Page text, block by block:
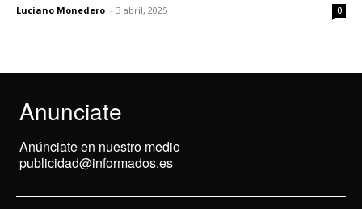
Luciano Monedero - 3 abril, 2025 0
Anunciate
Anúnciate en nuestro medio
publicidad@informados.es